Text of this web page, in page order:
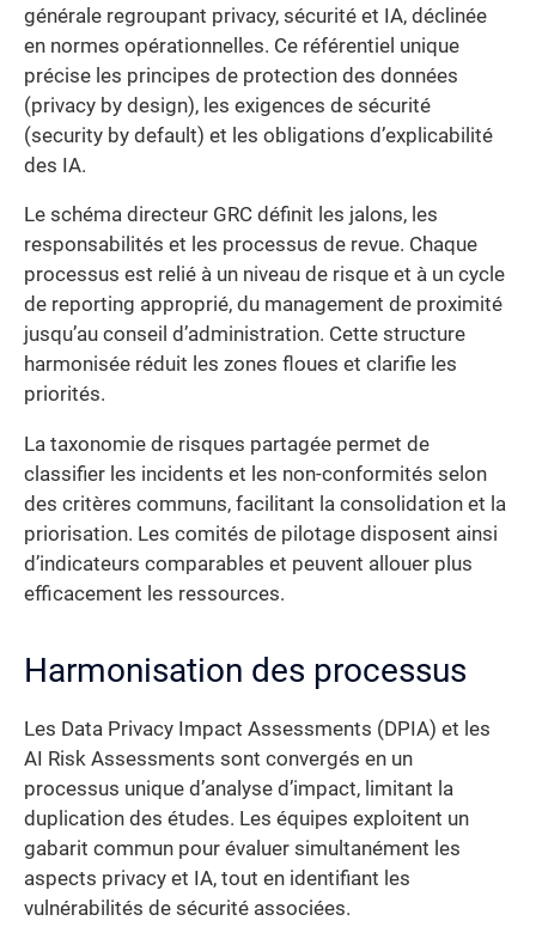
générale regroupant privacy, sécurité et IA, déclinée
en normes opérationnelles. Ce référentiel unique
précise les principes de protection des données
(privacy by design), les exigences de sécurité
(security by default) et les obligations d’explicabilité
des IA.
Le schéma directeur GRC définit les jalons, les
responsabilités et les processus de revue. Chaque
processus est relié à un niveau de risque et à un cycle
de reporting approprié, du management de proximité
jusqu’au conseil d’administration. Cette structure
harmonisée réduit les zones floues et clarifie les
priorités.
La taxonomie de risques partagée permet de
classifier les incidents et les non-conformités selon
des critères communs, facilitant la consolidation et la
priorisation. Les comités de pilotage disposent ainsi
d’indicateurs comparables et peuvent allouer plus
efficacement les ressources.
Harmonisation des processus
Les Data Privacy Impact Assessments (DPIA) et les
AI Risk Assessments sont convergés en un
processus unique d’analyse d’impact, limitant la
duplication des études. Les équipes exploitent un
gabarit commun pour évaluer simultanément les
aspects privacy et IA, tout en identifiant les
vulnérabilités de sécurité associées.